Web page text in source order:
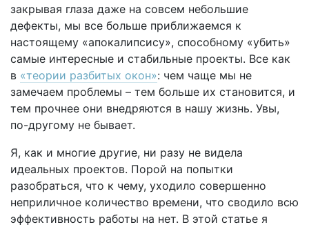
закрывая глаза даже на совсем небольшие
дефекты, мы все больше приближаемся к
настоящему «апокалипсису», способному «убить»
самые интересные и стабильные проекты. Все как
в «теории разбитых окон»: чем чаще мы не
замечаем проблемы – тем больше их становится, и
тем прочнее они внедряются в нашу жизнь. Увы,
по-другому не бывает.
Я, как и многие другие, ни разу не видела
идеальных проектов. Порой на попытки
разобраться, что к чему, уходило совершенно
неприличное количество времени, что сводило всю
эффективность работы на нет. В этой статье я